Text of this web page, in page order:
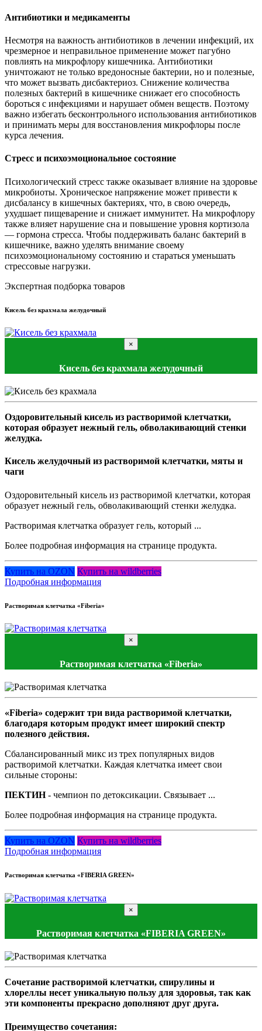
Антибиотики и медикаменты
Несмотря на важность антибиотиков в лечении инфекций, их
чрезмерное и неправильное применение может пагубно
повлиять на микрофлору кишечника. Антибиотики
уничтожают не только вредоносные бактерии, но и полезные,
что может вызвать дисбактериоз. Снижение количества
полезных бактерий в кишечнике снижает его способность
бороться с инфекциями и нарушает обмен веществ. Поэтому
важно избегать бесконтрольного использования антибиотиков
и принимать меры для восстановления микрофлоры после
курса лечения.
Стресс и психоэмоциональное состояние
Психологический стресс также оказывает влияние на здоровье
микробиоты. Хроническое напряжение может привести к
дисбалансу в кишечных бактериях, что, в свою очередь,
ухудшает пищеварение и снижает иммунитет. На микрофлору
также влияет нарушение сна и повышение уровня кортизола
— гормона стресса. Чтобы поддерживать баланс бактерий в
кишечнике, важно уделять внимание своему
психоэмоциональному состоянию и стараться уменьшать
стрессовые нагрузки.
Экспертная подборка товаров
Кисель без крахмала желудочный
×
Кисель без крахмала желудочный
Оздоровительный кисель из растворимой клетчатки,
которая образует нежный гель, обволакивающий стенки
желудка.
Кисель желудочный из растворимой клетчатки, мяты и
чаги
Оздоровительный кисель из растворимой клетчатки, которая
образует нежный гель, обволакивающий стенки желудка.
Растворимая клетчатка образует гель, который ...
Более подробная информация на странице продукта.
Купить на OZON Купить на wildberries
Подробная информация
Растворимая клетчатка «Fiberia»
×
Растворимая клетчатка «Fiberia»
«Fiberia» содержит три вида растворимой клетчатки,
благодаря которым продукт имеет широкий спектр
полезного действия.
Сбалансированный микс из трех популярных видов
растворимой клетчатки. Каждая клетчатка имеет свои
сильные стороны:
ПЕКТИН- чемпион по детоксикации. Связывает ...
Более подробная информация на странице продукта.
Купить на OZON Купить на wildberries
Подробная информация
Растворимая клетчатка «FIBERIA GREEN»
×
Растворимая клетчатка «FIBERIA GREEN»
Сочетание растворимой клетчатки, спирулины и
хлореллы несет уникальную пользу для здоровья, так как
эти компоненты прекрасно дополняют друг друга.
Преимущество сочетания: